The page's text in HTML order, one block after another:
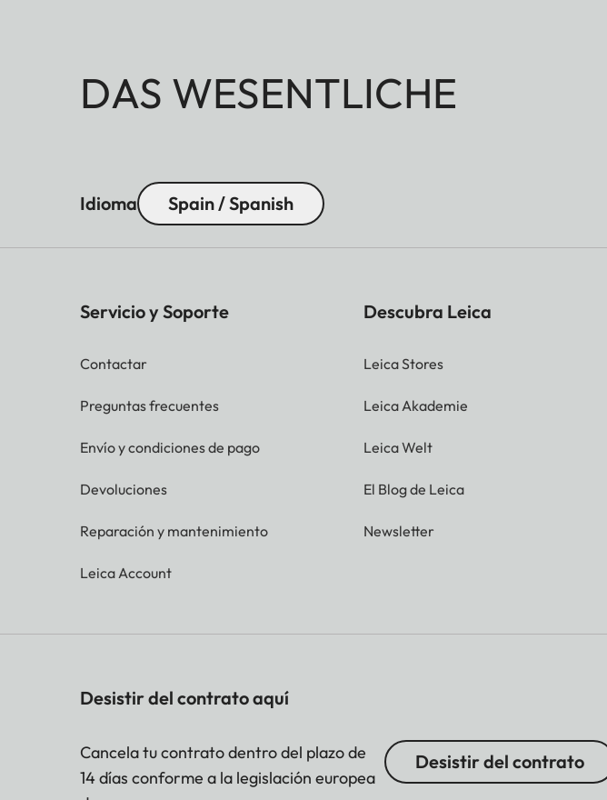
DAS WESENTLICHE
Idioma Spain / Spanish
Servicio y Soporte
Contactar
Preguntas frecuentes
Envío y condiciones de pago
Devoluciones
Reparación y mantenimiento
Leica Account
Descubra Leica
Leica Stores
Leica Akademie
Leica Welt
El Blog de Leica
Newsletter
Desistir del contrato aquí
Cancela tu contrato dentro del plazo de
14 días conforme a la legislación europea
Desistir del contrato